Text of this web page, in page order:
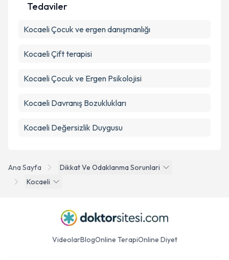
Ana Sayfa
Dikkat Ve Odaklanma Sorunlari
Kocaeli
Tedaviler
Kocaeli Çocuk ve ergen danışmanlığı
Kocaeli Çift terapisi
Kocaeli Çocuk ve Ergen Psikolojisi
Kocaeli Davranış Bozuklukları
Kocaeli Değersizlik Duygusu
VideolarBlogOnline TerapiOnline Diyet